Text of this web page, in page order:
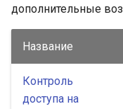
дополнительные
Название
Контроль
доступа на